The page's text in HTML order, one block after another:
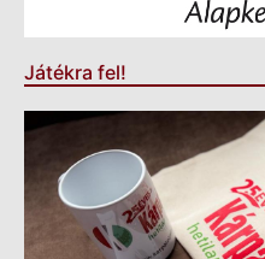
Játékra fel!